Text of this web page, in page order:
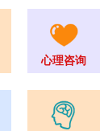
心理咨询